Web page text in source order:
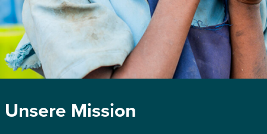
Unsere Mission